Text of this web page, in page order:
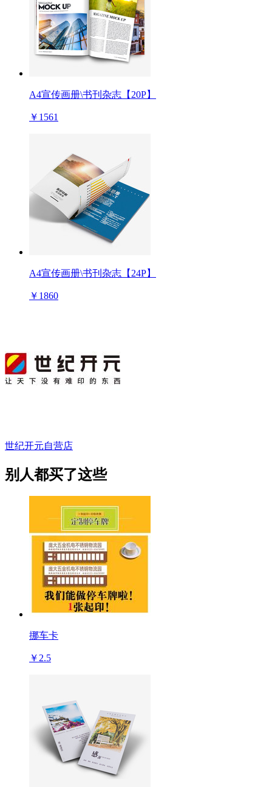
A4宣传画册\书刊杂志【20P】
￥1561
A4宣传画册\书刊杂志【24P】
￥1860
世纪开元自营店
别人都买了这些
挪车卡
￥2.5